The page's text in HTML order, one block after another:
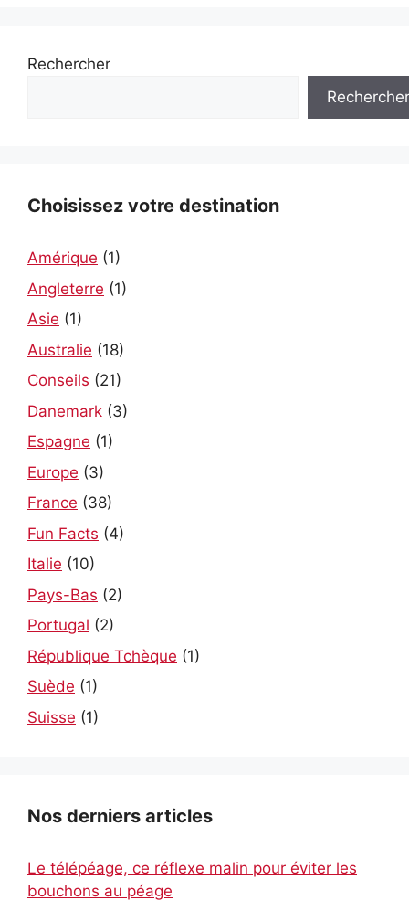
Rechercher
Rechercher
Choisissez votre destination
Amérique (1)
Angleterre (1)
Asie (1)
Australie (18)
Conseils (21)
Danemark (3)
Espagne (1)
Europe (3)
France (38)
Fun Facts (4)
Italie (10)
Pays-Bas (2)
Portugal (2)
République Tchèque (1)
Suède (1)
Suisse (1)
Nos derniers articles
Le télépéage, ce réflexe malin pour éviter les
bouchons au péage